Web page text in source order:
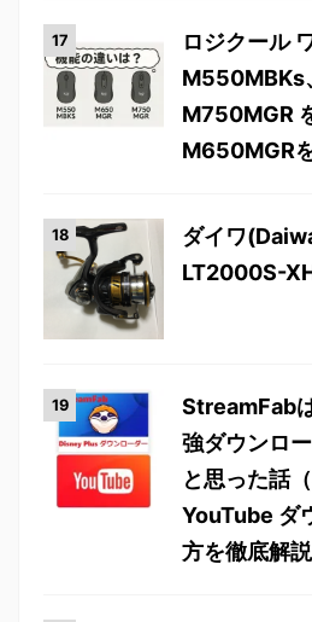
ロジクール
M550MBKs
M750MGR
M650MGR
ダイワ
LT2000S-
StreamFab
強ダウンロ
と思った話
YouTube ダ
方を徹底解